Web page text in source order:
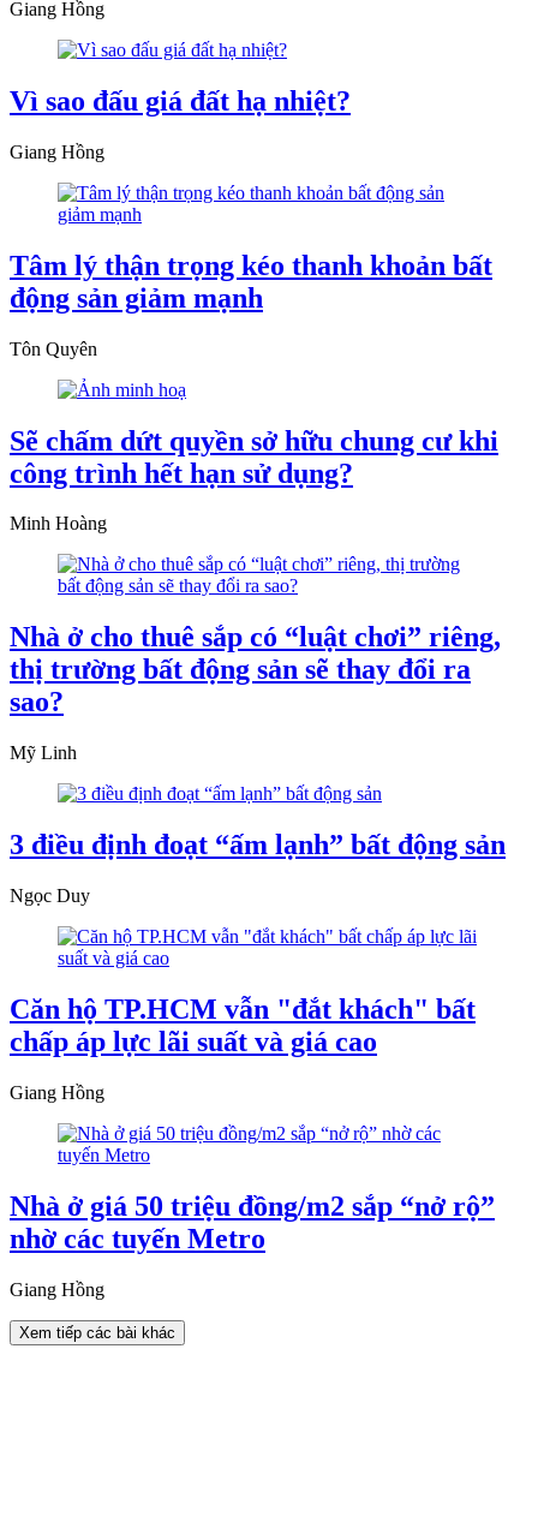
Giang Hồng
Vì sao đấu giá đất hạ nhiệt?
Giang Hồng
Tâm lý thận trọng kéo thanh khoản bất
động sản giảm mạnh
Tôn Quyên
Sẽ chấm dứt quyền sở hữu chung cư khi
công trình hết hạn sử dụng?
Minh Hoàng
Nhà ở cho thuê sắp có “luật chơi” riêng,
thị trường bất động sản sẽ thay đổi ra
sao?
Mỹ Linh
3 điều định đoạt “ấm lạnh” bất động sản
Ngọc Duy
Căn hộ TP.HCM vẫn "đắt khách" bất
chấp áp lực lãi suất và giá cao
Giang Hồng
Nhà ở giá 50 triệu đồng/m2 sắp “nở rộ”
nhờ các tuyến Metro
Giang Hồng
Xem tiếp các bài khác